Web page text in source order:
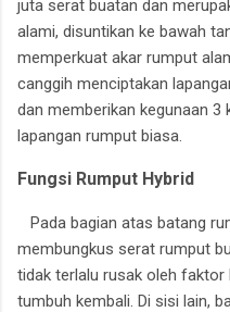
juta serat buatan dan
alami, disuntikan ke bawah
memperkuat akar rumput
canggih menciptakan
dan memberikan kegunaan 3
lapangan rumput biasa.
Fungsi Rumput Hybrid
Pada bagian atas batang
membungkus serat rumput
tidak terlalu rusak oleh faktor
tumbuh kembali. Di sisi lain,